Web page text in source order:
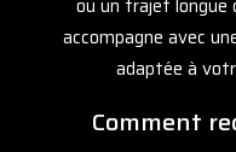
ou un trajet longue
accompagne avec
adaptée à
Comment